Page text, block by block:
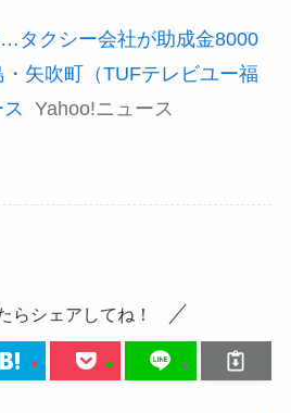
タクシー会社が助成金8000
矢吹町（TUFテレビユー福
Yahoo!ニュース
らシェアしてね！